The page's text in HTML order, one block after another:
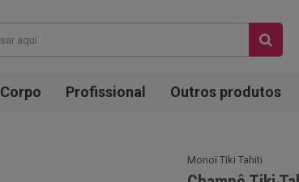
Corpo Profissional Outros produtos
Monoï Tiki Tahiti